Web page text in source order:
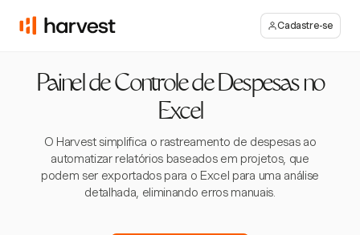
Cadastre-se
Painel de Controle de Despesas no
Excel
O Harvest simplifica o rastreamento de despesas ao
automatizar relatórios baseados em projetos, que
podem ser exportados para o Excel para uma análise
detalhada, eliminando erros manuais.